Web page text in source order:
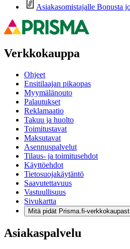
Asiakasomistajalle Bonusta
Verkkokauppa
Ohjeet
Ensitilaajan pikaopas
Myymälänouto
Palautukset
Reklamaatio
Takuu ja huolto
Toimitustavat
Maksutavat
Asennuspalvelut
Tilaus- ja toimitusehdot
Käyttöehdot
Tietosuojakäytäntö
Saavutettavuus
Vastuullisuus
Sivukartta
Mitä pidät Prisma.fi-
Asiakaspalvelu